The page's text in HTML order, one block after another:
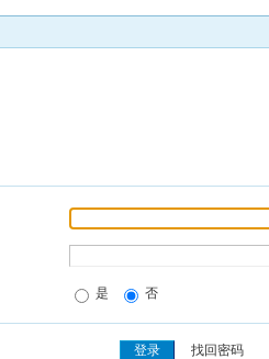
是 否
找回密码